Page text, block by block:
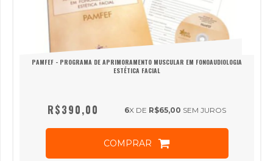
PAMFEF - PROGRAMA DE APRIMORAMENTO MUSCULAR EM FONOAUDIOLOGIA
ESTÉTICA FACIAL
R$390,00 6X DE R$65,00 SEM JUROS
COMPRAR